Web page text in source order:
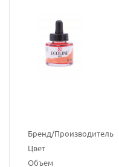
Бренд/Производитель
Цвет
Объем